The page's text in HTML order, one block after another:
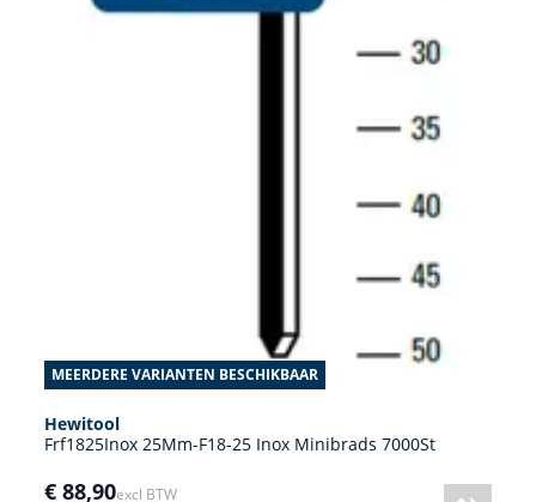
MEERDERE VARIANTEN BESCHIKBAAR
Hewitool
Frf1825Inox 25Mm-F18-25 Inox Minibrads 7000St
€ 88,90excl BTW